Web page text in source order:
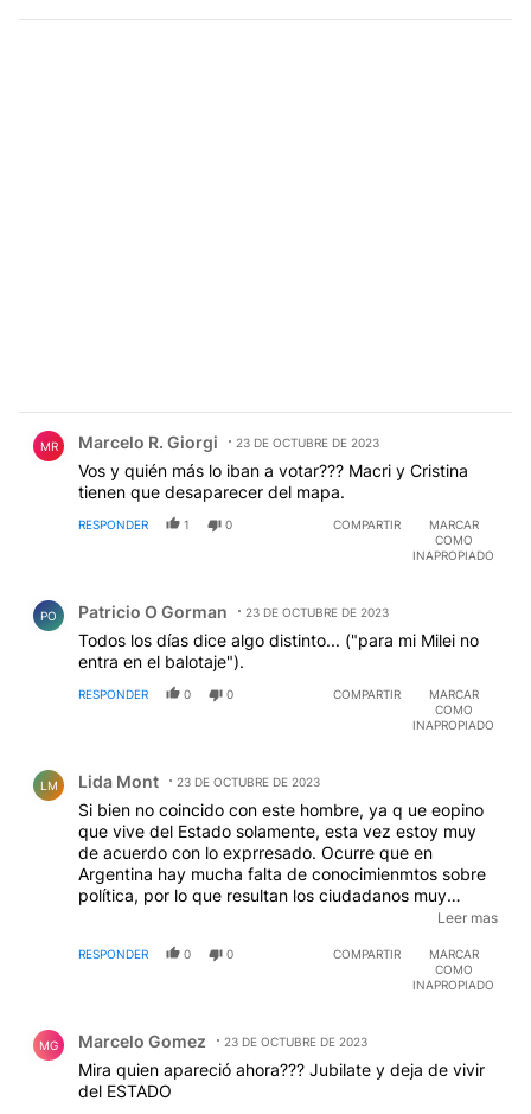
MR Marcelo R. Giorgi 23 DE OCTUBRE DE 2023
Vos y quién más lo iban a votar??? Macri y Cristina
tienen que desaparecer del mapa.
RESPONDER 1 0 COMPARTIR
MARCAR
COMO
INAPROPIADO
PO Patricio O Gorman 23 DE OCTUBRE DE 2023
Todos los días dice algo distinto... ("para mi Milei no
entra en el balotaje").
RESPONDER 0 0 COMPARTIR
MARCAR
COMO
INAPROPIADO
LM Lida Mont 23 DE OCTUBRE DE 2023
Si bien no coincido con este hombre, ya q ue eopino
que vive del Estado solamente, esta vez estoy muy
de acuerdo con lo exprresado. Ocurre que en
Argentina hay mucha falta de conocimienmtos sobre
política, por lo que resultan los ciudadanos muy
maleables a cualquier sugerencia. N o miro al hombre,
mirado y da conferencias en universidades y
agrupaciones en el exterior. Qué nos dice esto?
Leer mas
RESPONDER 0 0 COMPARTIR
MARCAR
COMO
INAPROPIADO
MG Marcelo Gomez 23 DE OCTUBRE DE 2023
Mira quien apareció ahora??? Jubilate y deja de vivir
del ESTADO